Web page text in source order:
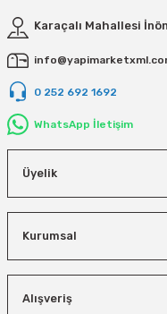
Karaçalı Mahallesi
0 252 692 1692
WhatsApp İletişim
Üyelik
Kurumsal
Alışveriş